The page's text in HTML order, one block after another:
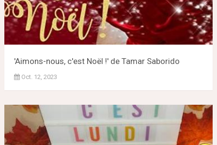
'Aimons-nous, c'est Noël !' de Tamar Saborido
Oct. 12, 2023